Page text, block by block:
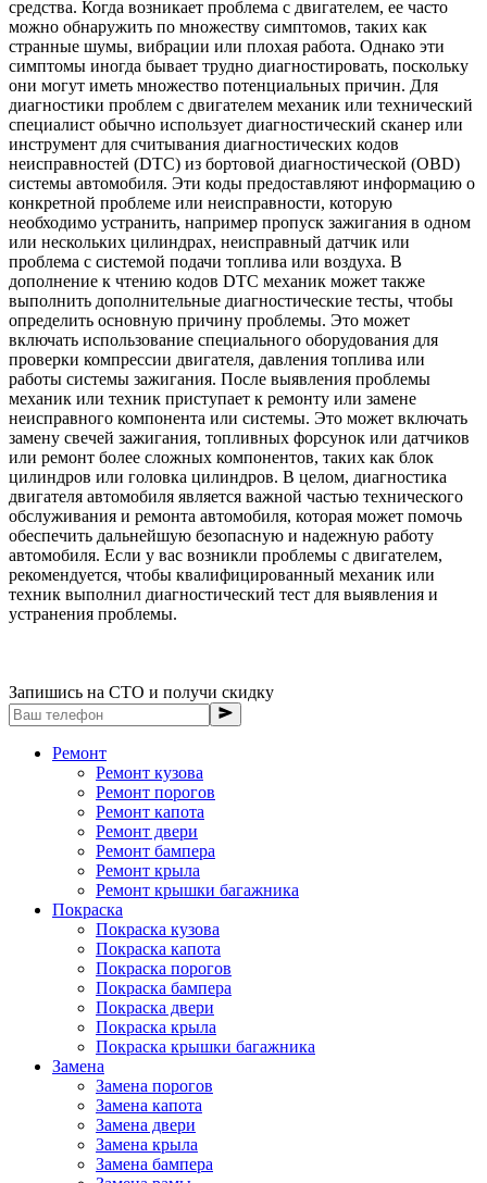
средства. Когда возникает проблема с двигателем, ее часто
можно обнаружить по множеству симптомов, таких как
странные шумы, вибрации или плохая работа. Однако эти
симптомы иногда бывает трудно диагностировать, поскольку
они могут иметь множество потенциальных причин. Для
диагностики проблем с двигателем механик или технический
специалист обычно использует диагностический сканер или
инструмент для считывания диагностических кодов
неисправностей (DTC) из бортовой диагностической (OBD)
системы автомобиля. Эти коды предоставляют информацию о
конкретной проблеме или неисправности, которую
необходимо устранить, например пропуск зажигания в одном
или нескольких цилиндрах, неисправный датчик или
проблема с системой подачи топлива или воздуха. В
дополнение к чтению кодов DTC механик может также
выполнить дополнительные диагностические тесты, чтобы
определить основную причину проблемы. Это может
включать использование специального оборудования для
проверки компрессии двигателя, давления топлива или
работы системы зажигания. После выявления проблемы
механик или техник приступает к ремонту или замене
неисправного компонента или системы. Это может включать
замену свечей зажигания, топливных форсунок или датчиков
или ремонт более сложных компонентов, таких как блок
цилиндров или головка цилиндров. В целом, диагностика
двигателя автомобиля является важной частью технического
обслуживания и ремонта автомобиля, которая может помочь
обеспечить дальнейшую безопасную и надежную работу
автомобиля. Если у вас возникли проблемы с двигателем,
рекомендуется, чтобы квалифицированный механик или
техник выполнил диагностический тест для выявления и
устранения проблемы.
Запишись на СТО и получи скидку
Ремонт
Ремонт кузова
Ремонт порогов
Ремонт капота
Ремонт двери
Ремонт бампера
Ремонт крыла
Ремонт крышки багажника
Покраска
Покраска кузова
Покраска капота
Покраска порогов
Покраска бампера
Покраска двери
Покраска крыла
Покраска крышки багажника
Замена
Замена порогов
Замена капота
Замена двери
Замена крыла
Замена бампера